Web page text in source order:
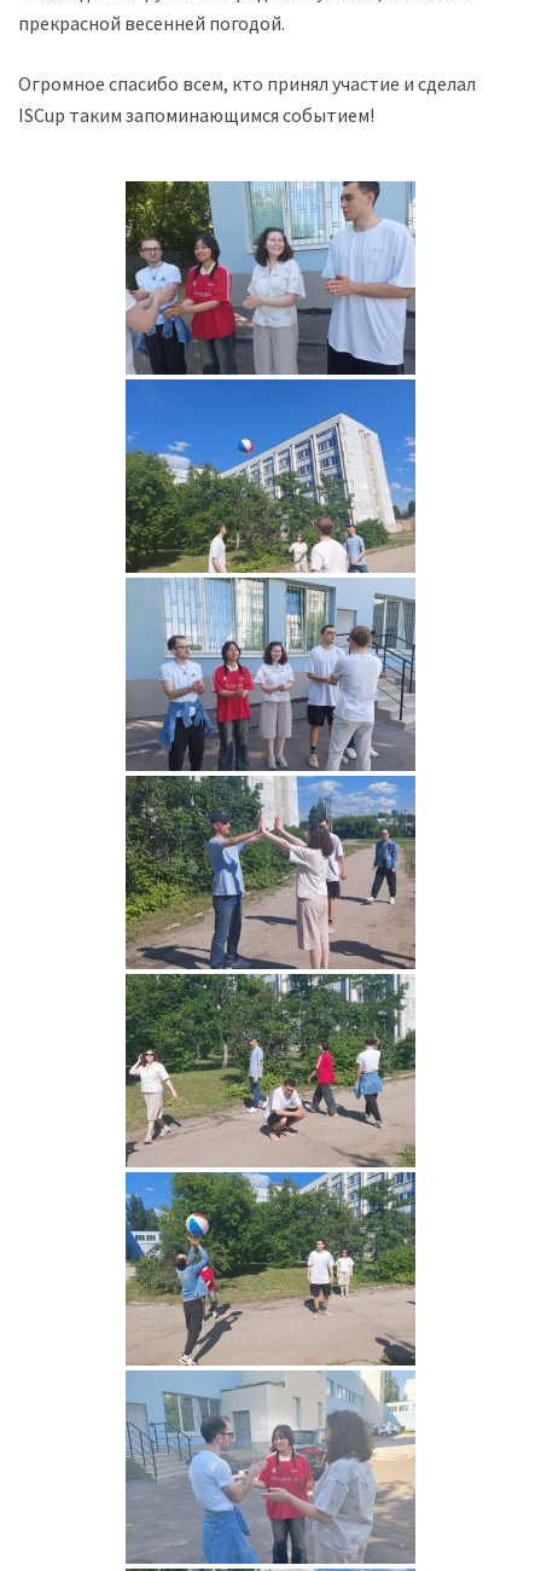
прекрасной весенней погодой.
Огромное спасибо всем, кто принял участие и сделал
ISCup таким запоминающимся событием!